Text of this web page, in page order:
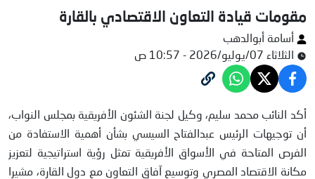
مقومات قيادة التعاون الاقتصادي بالقارة
أسامة أبوالدهب
الثلاثاء 07/يوليو/2026 - 10:57 ص
النائب محمد سليم
أكد النائب محمد سليم، وكيل لجنة الشئون الأفريقية بمجلس النواب،
أن توجيهات الرئيس عبدالفتاح السيسي بشأن أهمية الاستفادة من
الفرص المتاحة في الأسواق الأفريقية تمثل رؤية استراتيجية لتعزيز
مكانة الاقتصاد المصري وتوسيع آفاق التعاون مع دول القارة، مشيرا